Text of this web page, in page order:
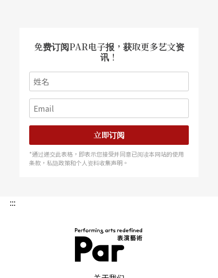
免费订阅PAR电子报，获取更多艺文资
讯！
立即订阅
*通过递交此表格，即表示您接受并同意已阅读本网站的使用
条款，私隐政策和个人资料收集声明。
:::